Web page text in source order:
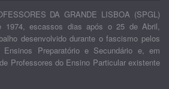
DA GRANDE LISBOA (SPGL)
escassos dias após o 25 de Abril,
desenvolvido durante o fascismo pelos
Preparatório e Secundário e, em
Professores do Ensino Particular existente